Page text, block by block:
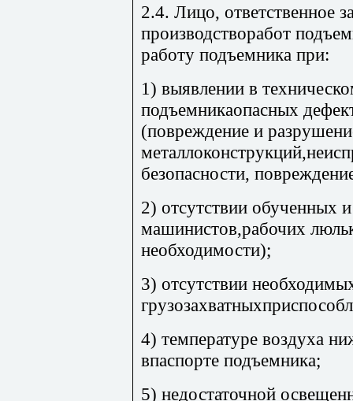
2.4. Лицо, ответственное
производстворабот
работу подъемника при:
1) выявлении в
подъемникаопасных
(повреждение и
безопасности,
2) отсутствии обученных
машинистов,рабочих
необходимости);
3) отсутствии
4) температуре воздуха
впаспорте подъемника;
5) недостаточной